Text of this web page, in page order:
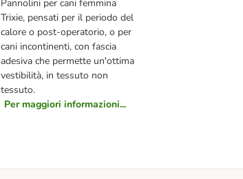
Pannolini per cani femmina
Trixie, pensati per il periodo del
calore o post-operatorio, o per
cani incontinenti, con fascia
adesiva che permette un'ottima
vestibilità, in tessuto non
tessuto.
Per maggiori informazioni...